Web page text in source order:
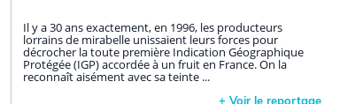
Il y a 30 ans exactement, en 1996, les producteurs
lorrains de mirabelle unissaient leurs forces pour
décrocher la toute première Indication Géographique
Protégée (IGP) accordée à un fruit en France. On la
reconnaît aisément avec sa teinte ...
+ Voir le reportage